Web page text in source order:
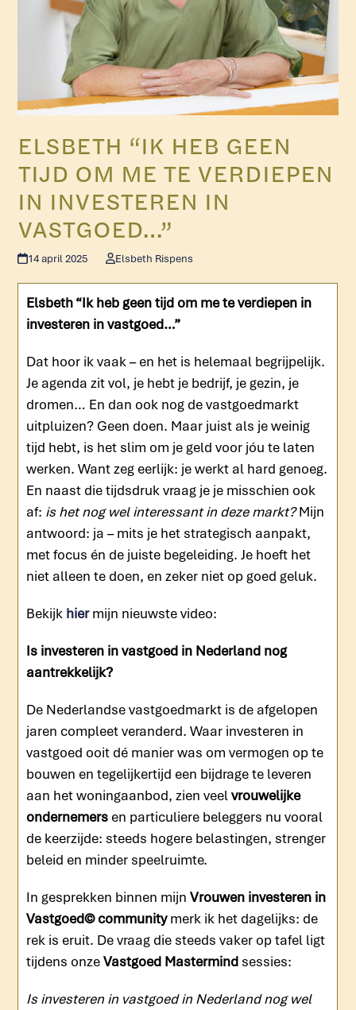
ELSBETH “IK HEB GEEN
TIJD OM ME TE VERDIEPEN
IN INVESTEREN IN
VASTGOED…”
14 april 2025 Elsbeth Rispens
Elsbeth “Ik heb geen tijd om me te verdiepen in
investeren in vastgoed…”
Dat hoor ik vaak – en het is helemaal begrijpelijk.
Je agenda zit vol, je hebt je bedrijf, je gezin, je
dromen… En dan ook nog de vastgoedmarkt
uitpluizen? Geen doen. Maar juist als je weinig
tijd hebt, is het slim om je geld voor jóu te laten
werken. Want zeg eerlijk: je werkt al hard genoeg.
En naast die tijdsdruk vraag je je misschien ook
af: is het nog wel interessant in deze markt?Mijn
antwoord: ja – mits je het strategisch aanpakt,
met focus én de juiste begeleiding. Je hoeft het
niet alleen te doen, en zeker niet op goed geluk.
Bekijk hiermijn nieuwste video:
Is investeren in vastgoed in Nederland nog
aantrekkelijk?
De Nederlandse vastgoedmarkt is de afgelopen
jaren compleet veranderd. Waar investeren in
vastgoed ooit dé manier was om vermogen op te
bouwen en tegelijkertijd een bijdrage te leveren
aan het woningaanbod, zien veelvrouwelijke
ondernemers en particuliere beleggers nu vooral
de keerzijde: steeds hogere belastingen, strenger
beleid en minder speelruimte.
In gesprekken binnen mijnVrouwen investeren in
Vastgoed© communitymerk ik het dagelijks: de
rek is eruit. De vraag die steeds vaker op tafel ligt
tijdens onzeVastgoed Mastermind sessies:
Is investeren in vastgoed in Nederland nog wel